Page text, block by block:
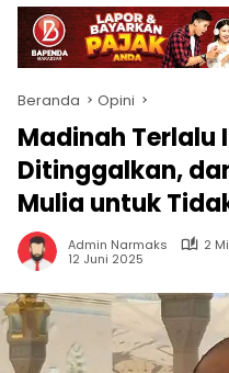
Beranda Opini
Madinah Terlalu
Ditinggalkan,
Mulia untuk
Admin Narmaks
2
12 Juni 2025